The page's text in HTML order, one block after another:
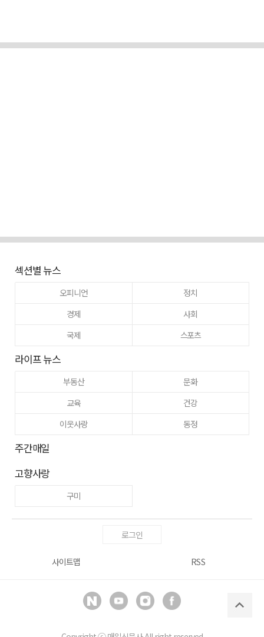
섹션별 뉴스
오피니언
정치
경제
사회
국제
스포츠
라이프 뉴스
부동산
문화
교육
건강
이웃사랑
동정
주간매일
고향사랑
구미
로그인
사이트맵 RSS